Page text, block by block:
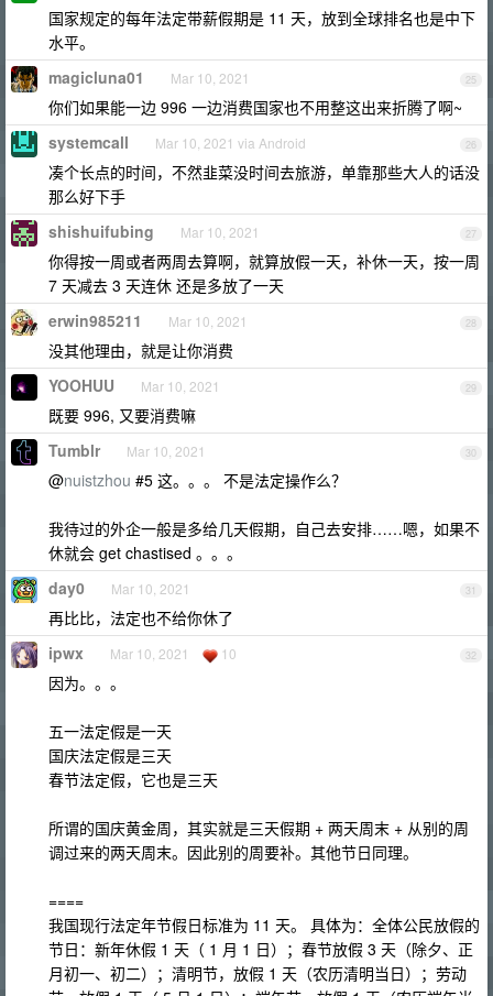
国家规定的每年法定带薪假期是 11 天，放到全球排名也是中下
水平。
25
magicluna01 Mar 10, 2021
你们如果能一边 996 一边消费国家也不用整这出来折腾了啊~
26
systemcall Mar 10, 2021 via Android
凑个长点的时间，不然韭菜没时间去旅游，单靠那些大人的话没
那么好下手
27
shishuifubing Mar 10, 2021
你得按一周或者两周去算啊，就算放假一天，补休一天，按一周
7 天减去 3 天连休 还是多放了一天
28
erwin985211 Mar 10, 2021
没其他理由，就是让你消费
29
YOOHUU Mar 10, 2021
既要 996, 又要消费嘛
30
Tumblr Mar 10, 2021
@nuistzhou #5 这。。。 不是法定操作么？
我待过的外企一般是多给几天假期，自己去安排……嗯，如果不
休就会 get chastised 。。。
31
day0 Mar 10, 2021
再比比，法定也不给你休了
32
ipwx Mar 10, 2021 10
因为。。。
五一法定假是一天
国庆法定假是三天
春节法定假，它也是三天
所谓的国庆黄金周，其实就是三天假期 + 两天周末 + 从别的周
调过来的两天周末。因此别的周要补。其他节日同理。
====
我国现行法定年节假日标准为 11 天。 具体为：全体公民放假的
节日：新年休假 1 天（ 1 月 1 日）；春节放假 3 天（除夕、正
月初一、初二）；清明节，放假 1 天（农历清明当日）；劳动